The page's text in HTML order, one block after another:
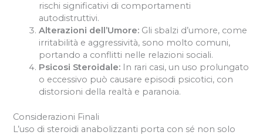
rischi significativi di comportamenti
autodistruttivi.
Alterazioni dell’Umore: Gli sbalzi d’umore, come
irritabilità e aggressività, sono molto comuni,
portando a conflitti nelle relazioni sociali.
Psicosi Steroidale: In rari casi, un uso prolungato
o eccessivo può causare episodi psicotici, con
distorsioni della realtà e paranoia.
Considerazioni Finali
L’uso di steroidi anabolizzanti porta con sé non solo